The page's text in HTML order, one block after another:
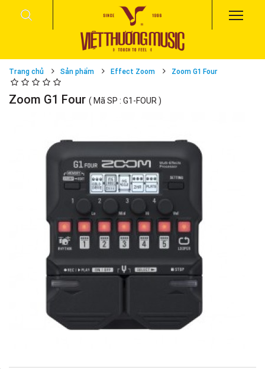
Trang chủ Sản phẩm Effect Zoom Zoom G1 Four
Zoom G1 Four ( Mã SP : G1-FOUR )